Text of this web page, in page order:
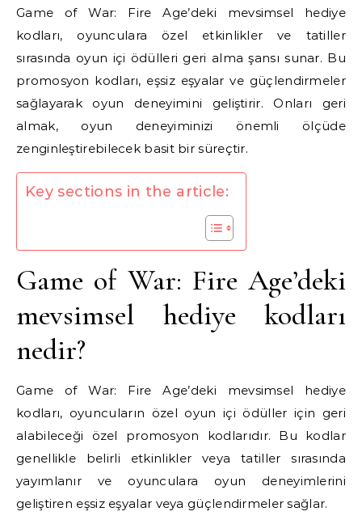
Game of War: Fire Age’deki mevsimsel hediye
kodları, oyunculara özel etkinlikler ve tatiller
sırasında oyun içi ödülleri geri alma şansı sunar. Bu
promosyon kodları, eşsiz eşyalar ve güçlendirmeler
sağlayarak oyun deneyimini geliştirir. Onları geri
almak, oyun deneyiminizi önemli ölçüde
zenginleştirebilecek basit bir süreçtir.
Key sections in the article:
Game of War: Fire Age’deki
mevsimsel hediye kodları
nedir?
Game of War: Fire Age’deki mevsimsel hediye
kodları, oyuncuların özel oyun içi ödüller için geri
alabileceği özel promosyon kodlarıdır. Bu kodlar
genellikle belirli etkinlikler veya tatiller sırasında
yayımlanır ve oyunculara oyun deneyimlerini
geliştiren eşsiz eşyalar veya güçlendirmeler sağlar.